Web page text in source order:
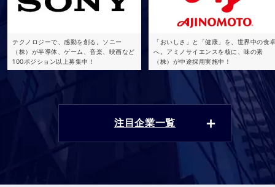
テクノロジーで、感動を創る。ソニー
（株）が半導体、ゲーム、音楽、映画など
100ポジション以上募集中！
「おいしさ」と「健康」を、世界中の食
へ。アミノサイエンスを核に、味の素
（株）が中途採用実施中！
注目企業一覧